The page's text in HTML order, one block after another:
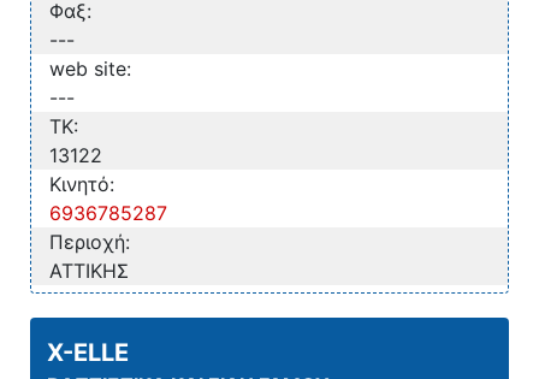
Φαξ:
---
web site:
---
TK:
13122
Κινητό:
6936785287
Περιοχή:
ΑΤΤΙΚΗΣ
X-ELLE